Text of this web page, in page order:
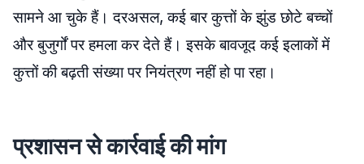
सामने आ चुके हैं। दरअसल, कई बार कुत्तों के झुंड छोटे बच्चों
और बुजुर्गों पर हमला कर देते हैं। इसके बावजूद कई इलाकों में
कुत्तों की बढ़ती संख्या पर नियंत्रण नहीं हो पा रहा।
प्रशासन से कार्रवाई की मांग